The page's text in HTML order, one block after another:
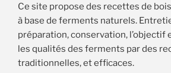
Ce site propose des recettes de
à base de ferments naturels.
préparation, conservation, l’objectif
les qualités des ferments par des
traditionnelles, et efficaces.